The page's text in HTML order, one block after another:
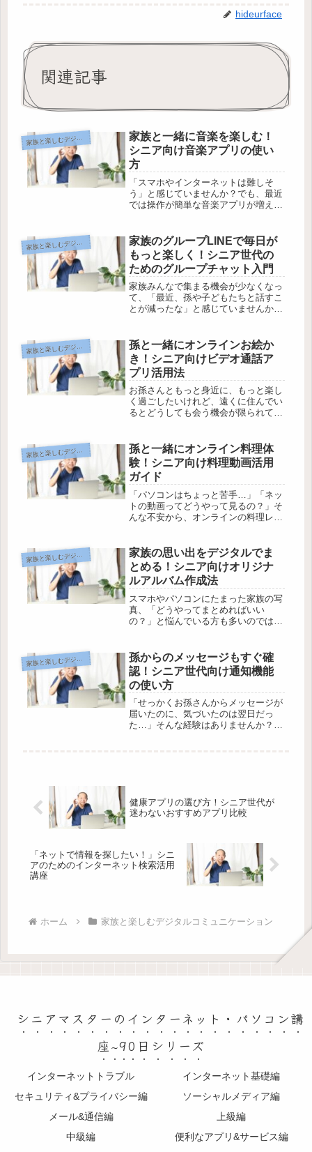
hideurface
関連記事
家族と楽しむデジタルコミュニケーション
家族と一緒に音楽を楽しむ！
シニア向け音楽アプリの使い
方
「スマホやインターネットは難しそ
う」と感じていませんか？でも、最近
では操作が簡単な音楽アプリが増え、
使い方や家族での楽しみ方が分からず
に困ってしまうこともあるもの。そこ
で今...
家族と楽しむデジタルコミュニケーション
家族のグループLINEで毎日が
もっと楽しく！シニア世代の
ためのグループチャット入門
家族みんなで集まる機会が少なくなっ
て、「最近、孫や子どもたちと話すこ
とが減ったな」と感じていませんか？
「使い方が難しそう」「トラブルは大
丈夫？」と不安もありますよね。この
記...
家族と楽しむデジタルコミュニケーション
孫と一緒にオンラインお絵か
き！シニア向けビデオ通話ア
プリ活用法
お孫さんともっと身近に、もっと楽し
く過ごしたいけれど、遠くに住んでい
るとどうしても会う機会が限られてし
なんて関係ありません。でも、「スマ
ホやパソコンは難しそう」と不安に感
じ...
家族と楽しむデジタルコミュニケーション
孫と一緒にオンライン料理体
験！シニア向け料理動画活用
ガイド
「パソコンはちょっと苦手…」「ネッ
トの動画ってどうやって見るの？」そ
んな不安から、オンラインの料理レッ
近になり、お孫さんと一緒なら新しい
楽しみが広がります。そこで本記事で
は...
家族と楽しむデジタルコミュニケーション
家族の思い出をデジタルでま
とめる！シニア向けオリジナ
ルアルバム作成法
スマホやパソコンにたまった家族の写
真、「どうやってまとめればいい
の？」と悩んでいる方も多いのではな
いですよね。でも、操作が難しそうと
感じてしまうこともあるものです。今
回は、...
家族と楽しむデジタルコミュニケーション
孫からのメッセージもすぐ確
認！シニア世代向け通知機能
の使い方
「せっかくお孫さんからメッセージが
届いたのに、気づいたのは翌日だっ
た…」そんな経験はありませんか？ス
健康アプリの選び方！シニア世代が
迷わないおすすめアプリ比較
「ネットで情報を探したい！」シニ
アのためのインターネット検索活用
講座
ホーム 家族と楽しむデジタルコミュニケーション
シニアマスターのインターネット・パソコン講
座~90日シリーズ
インターネットトラブル
インターネット基礎編
セキュリティ&プライバシー編
ソーシャルメディア編
メール&通信編
上級編
中級編
便利なアプリ&サービス編